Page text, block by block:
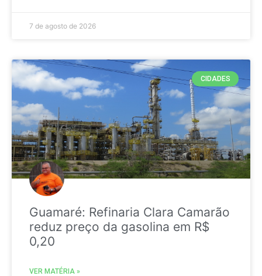
7 de agosto de 2026
CIDADES
Guamaré: Refinaria Clara Camarão
reduz preço da gasolina em R$
0,20
VER MATÉRIA »